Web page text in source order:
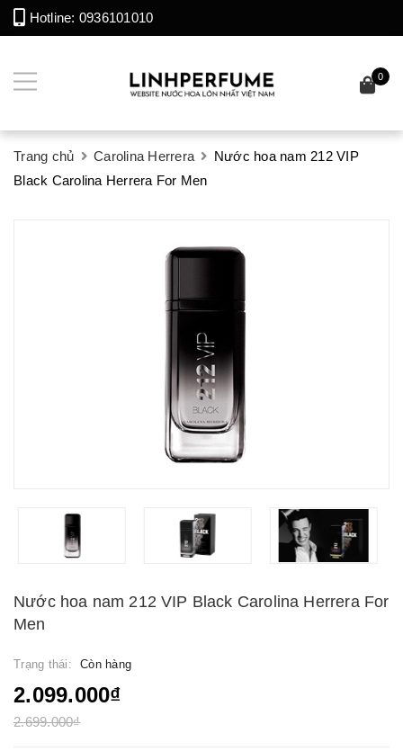
Hotline: 0936101010
0
Trang chủ Carolina Herrera
Nước hoa nam 212 VIP
Black Carolina Herrera For Men
Nước hoa nam 212 VIP Black Carolina Herrera For
Men
Trạng thái: Còn hàng
2.099.000₫
2.699.000₫